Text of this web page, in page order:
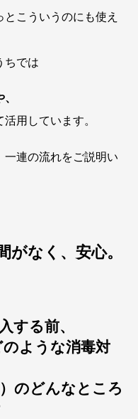
こういうのにも使え
ちでは
活用しています。
連の流れをご説明い
なく、安心。
する前、
ような消毒対
のどんなところ